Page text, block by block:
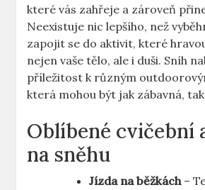
které ⁣vás​ zahřeje a zároveň⁣
Neexistuje nic lepšího, než
⁤zapojit‌ se do aktivit, které
nejen​ vaše tělo,⁢ ale i duši. Sníh
příležitost k různým
která mohou být jak zábavná,
Oblíbené cvičební
na sněhu
Jízda⁣ na běžkách–